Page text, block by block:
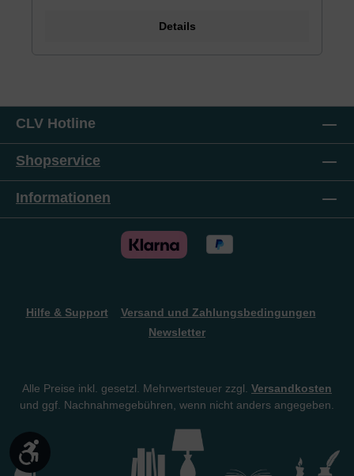
nur eine Befriedigung, einen Trost: das Essen, auch
Details
CLV Hotline
Shopservice
Informationen
Hilfe & Support
Versand und Zahlungsbedingungen
Newsletter
Alle Preise inkl. gesetzl. Mehrwertsteuer zzgl. Versandkosten
und ggf. Nachnahmegebühren, wenn nicht anders angegeben.
Werkzeugleiste anzeigen